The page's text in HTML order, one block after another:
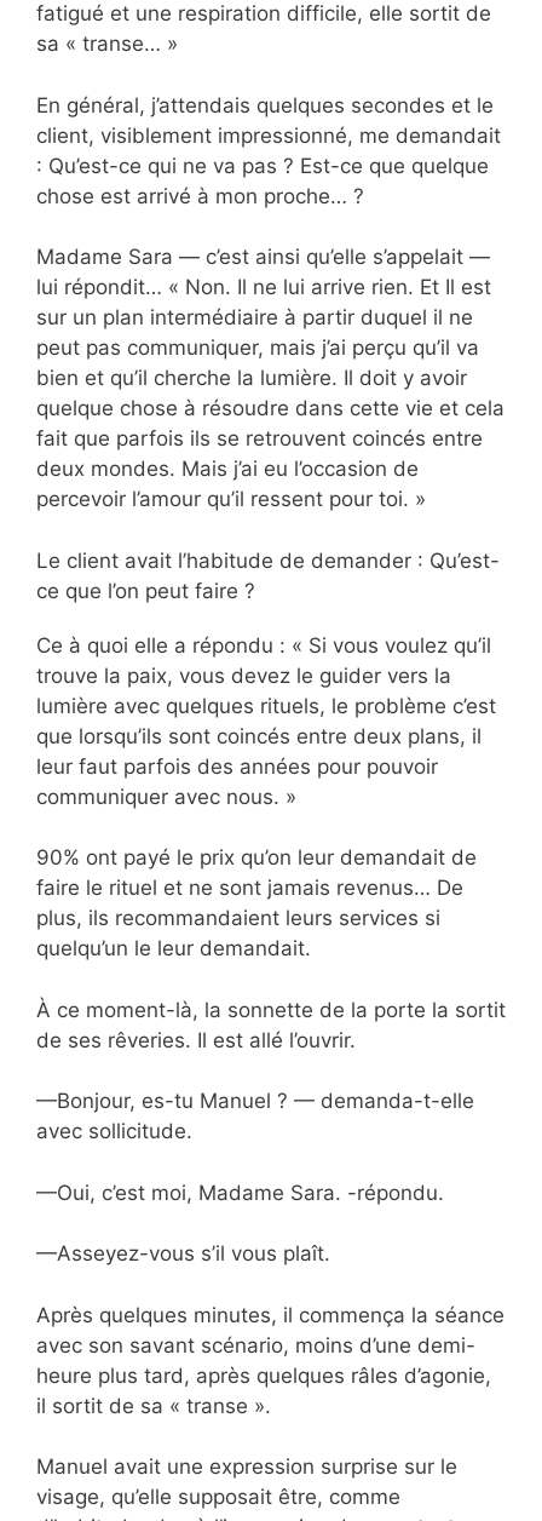
fatigué et une respiration difficile, elle sortit de
sa « transe… »
En général, j’attendais quelques secondes et le
client, visiblement impressionné, me demandait
: Qu’est-ce qui ne va pas ? Est-ce que quelque
chose est arrivé à mon proche… ?
Madame Sara — c’est ainsi qu’elle s’appelait —
lui répondit… « Non. Il ne lui arrive rien. Et Il est
sur un plan intermédiaire à partir duquel il ne
peut pas communiquer, mais j’ai perçu qu’il va
bien et qu’il cherche la lumière. Il doit y avoir
quelque chose à résoudre dans cette vie et cela
fait que parfois ils se retrouvent coincés entre
deux mondes. Mais j’ai eu l’occasion de
percevoir l’amour qu’il ressent pour toi. »
Le client avait l’habitude de demander : Qu’est-
ce que l’on peut faire ?
Ce à quoi elle a répondu : « Si vous voulez qu’il
trouve la paix, vous devez le guider vers la
lumière avec quelques rituels, le problème c’est
que lorsqu’ils sont coincés entre deux plans, il
leur faut parfois des années pour pouvoir
communiquer avec nous. »
90% ont payé le prix qu’on leur demandait de
faire le rituel et ne sont jamais revenus… De
plus, ils recommandaient leurs services si
quelqu’un le leur demandait.
À ce moment-là, la sonnette de la porte la sortit
de ses rêveries. Il est allé l’ouvrir.
—Bonjour, es-tu Manuel ? — demanda-t-elle
avec sollicitude.
—Oui, c’est moi, Madame Sara. -répondu.
—Asseyez-vous s’il vous plaît.
Après quelques minutes, il commença la séance
avec son savant scénario, moins d’une demi-
heure plus tard, après quelques râles d’agonie,
il sortit de sa « transe ».
Manuel avait une expression surprise sur le
visage, qu’elle supposait être, comme